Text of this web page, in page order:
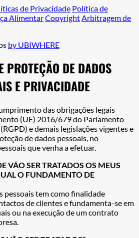
de Privacidade Política de
AlimentarCopyright Arbitragem de
by UBIWHERE
PROTEÇÃO DE DADOS
E PRIVACIDADE
das obrigações legais
(UE) 2016/679 do Parlamento
e demais legislações vigentes e
de dados pessoais, no
que venha a efetuar.
VÃO SER TRATADOS OS MEUS
O FUNDAMENTO DE
pessoais tem como finalidade
de clientes e fundamenta-se em
ou na execução de um contrato